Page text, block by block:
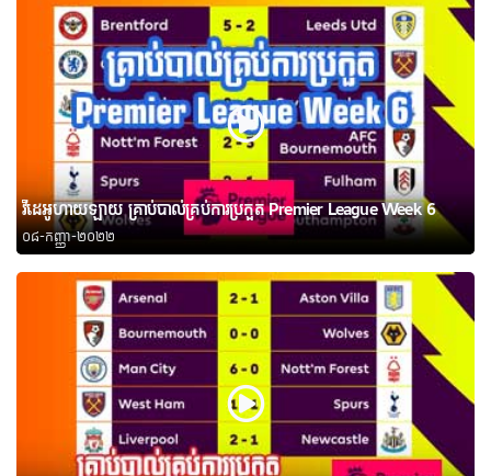
វីដេអូហាយឡាយ គ្រាប់បាល់គ្រប់ការប្រកួត Premier League Week 6
០៨-កញ្ញា-២០២២